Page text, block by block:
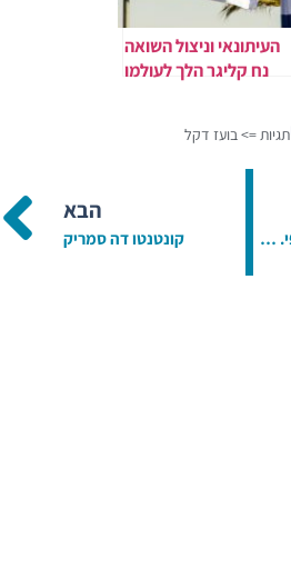
העיתונאי וניצול השואה
נח קליגר הלך לעולמו
תגיות =>בועז דקל
תודה והוקרה לחברת פי. אם. אי. סחר וייזום בניהולו של בועז דקל
הבא
קונטנטו דה סמריק